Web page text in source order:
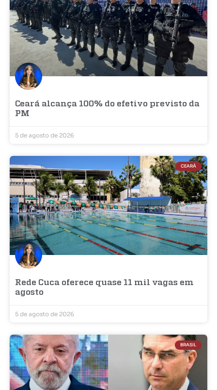
Ceará alcança 100% do efetivo previsto da
PM
5 de agosto de 2026
CEARÁ
Rede Cuca oferece quase 11 mil vagas em
agosto
5 de agosto de 2026
BRASIL